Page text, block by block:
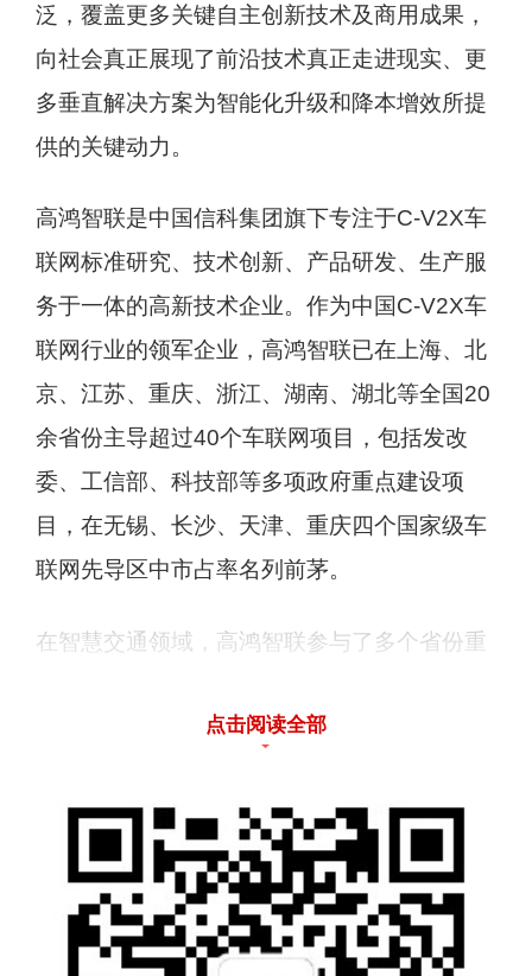
泛，覆盖更多关键自主创新技术及商用成果，
向社会真正展现了前沿技术真正走进现实、更
多垂直解决方案为智能化升级和降本增效所提
供的关键动力。
高鸿智联是中国信科集团旗下专注于C-V2X车
联网标准研究、技术创新、产品研发、生产服
务于一体的高新技术企业。作为中国C-V2X车
联网行业的领军企业，高鸿智联已在上海、北
京、江苏、重庆、浙江、湖南、湖北等全国20
余省份主导超过40个车联网项目，包括发改
委、工信部、科技部等多项政府重点建设项
目，在无锡、长沙、天津、重庆四个国家级车
联网先导区中市占率名列前茅。
在智慧交通领域，高鸿智联参与了多个省份重
全国里程最长、路况最复杂、场景最齐全、系
速涪丰段、我国第一个开放式八车道高速公路
——五峰山智慧高速、国内“测试里程最长、测
试场景最丰富、测试环境最真实”的山东高速滨
莱测试场、四川省内首条全要素、全覆盖智慧
点击阅读全部